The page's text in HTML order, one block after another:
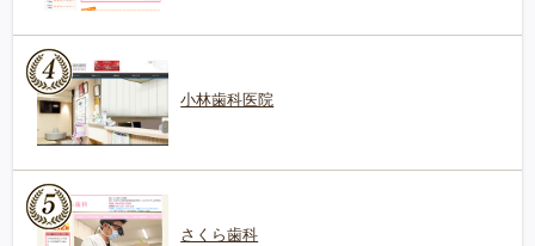
小林歯科医院
さくら歯科